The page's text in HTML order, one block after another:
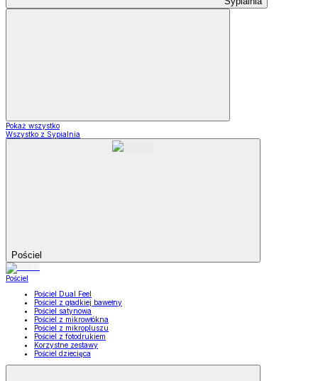
Pokaż wszystko
Wszystko z Sypialnia
Pościel
Pościel
Pościel Dual Feel
Pościel z gładkiej bawełny
Pościel satynowa
Pościel z mikrowłókna
Pościel z mikropluszu
Pościel z fotodrukiem
Korzystne zestawy
Pościel dziecięca